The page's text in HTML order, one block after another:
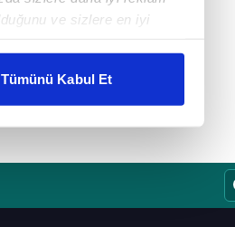
ve sizlere en iyi
gösterilmeyecektir."
ve sizlere yönelik
Tümünü Kabul Et